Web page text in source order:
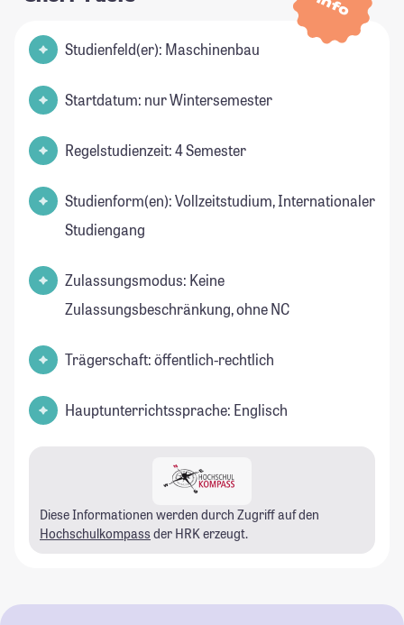
Studienfeld(er): Maschinenbau
Startdatum: nur Wintersemester
Regelstudienzeit: 4 Semester
Studienform(en): Vollzeitstudium, Internationaler
Studiengang
Zulassungsmodus: Keine
Zulassungsbeschränkung, ohne NC
Trägerschaft: öffentlich-rechtlich
Hauptunterrichtssprache: Englisch
Diese Informationen werden durch Zugriff auf den
Hochschulkompass der HRK erzeugt.